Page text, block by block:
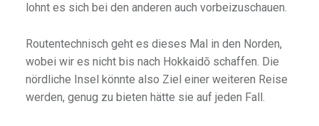
lohnt es sich bei den anderen auch vorbeizuschauen.
Routentechnisch geht es dieses Mal in den Norden,
wobei wir es nicht bis nach Hokkaidō schaffen. Die
nördliche Insel könnte also Ziel einer weiteren Reise
werden, genug zu bieten hätte sie auf jeden Fall.